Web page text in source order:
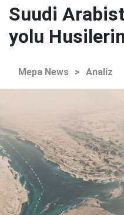
Suudi
yolu Husilerin
Mepa News > Analiz